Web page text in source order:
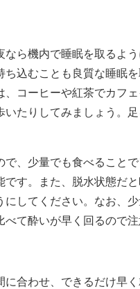
ら機内で睡眠を取るよ
込むことも良質な睡眠
コーヒーや紅茶でカフ
たりしてみましょう。
、少量でも食べること
す。また、脱水状態だ
してください。なお、
て酔いが早く回るので注
合わせ、できるだけ早